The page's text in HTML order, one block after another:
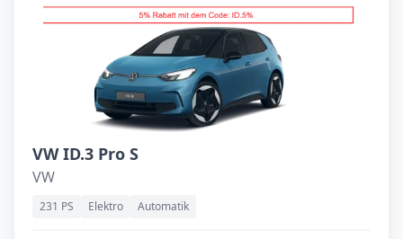
VW ID.3 Pro S
VW
231 PS Elektro Automatik